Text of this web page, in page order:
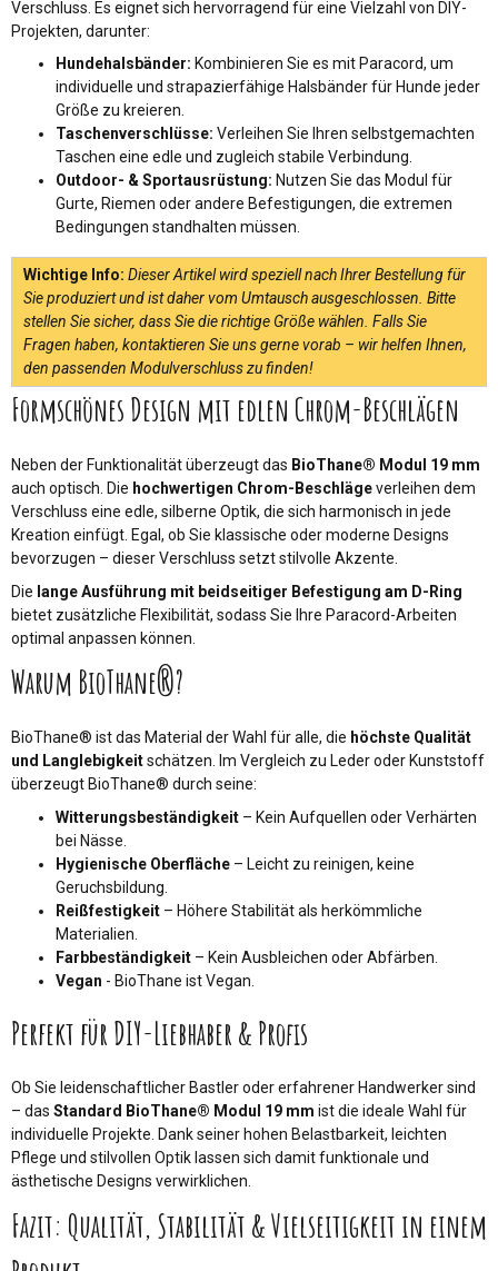
Verschluss. Es eignet sich hervorragend für eine Vielzahl von DIY-
Projekten, darunter:
Hundehalsbänder: Kombinieren Sie es mit Paracord, um
individuelle und strapazierfähige Halsbänder für Hunde jeder
Größe zu kreieren.
Taschenverschlüsse: Verleihen Sie Ihren selbstgemachten
Taschen eine edle und zugleich stabile Verbindung.
Outdoor- & Sportausrüstung: Nutzen Sie das Modul für
Gurte, Riemen oder andere Befestigungen, die extremen
Bedingungen standhalten müssen.
Wichtige Info: Dieser Artikel wird speziell nach Ihrer Bestellung für
Sie produziert und ist daher vom Umtausch ausgeschlossen. Bitte
stellen Sie sicher, dass Sie die richtige Größe wählen. Falls Sie
Fragen haben, kontaktieren Sie uns gerne vorab – wir helfen Ihnen,
den passenden Modulverschluss zu finden!
Formschönes Design mit edlen Chrom-Beschlägen
Neben der Funktionalität überzeugt das BioThane® Modul 19 mm
auch optisch. Die hochwertigen Chrom-Beschlägeverleihen dem
Verschluss eine edle, silberne Optik, die sich harmonisch in jede
Kreation einfügt. Egal, ob Sie klassische oder moderne Designs
bevorzugen – dieser Verschluss setzt stilvolle Akzente.
Die lange Ausführung mit beidseitiger Befestigung am D-Ring
bietet zusätzliche Flexibilität, sodass Sie Ihre Paracord-Arbeiten
optimal anpassen können.
Warum BioThane®?
BioThane® ist das Material der Wahl für alle, die höchste Qualität
und Langlebigkeitschätzen. Im Vergleich zu Leder oder Kunststoff
überzeugt BioThane® durch seine:
Witterungsbeständigkeit – Kein Aufquellen oder Verhärten
bei Nässe.
Hygienische Oberfläche – Leicht zu reinigen, keine
Geruchsbildung.
Reißfestigkeit – Höhere Stabilität als herkömmliche
Materialien.
Farbbeständigkeit – Kein Ausbleichen oder Abfärben.
Vegan - BioThane ist Vegan.
Perfekt für DIY-Liebhaber & Profis
Ob Sie leidenschaftlicher Bastler oder erfahrener Handwerker sind
– das Standard BioThane® Modul 19 mm ist die ideale Wahl für
individuelle Projekte. Dank seiner hohen Belastbarkeit, leichten
Pflege und stilvollen Optik lassen sich damit funktionale und
ästhetische Designs verwirklichen.
Fazit: Qualität, Stabilität & Vielseitigkeit in einem